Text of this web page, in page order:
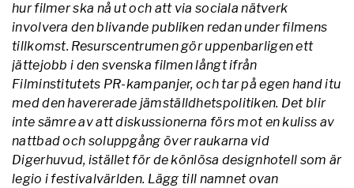
hur filmer ska nå ut och att via sociala nätverk
involvera den blivande publiken redan under filmens
tillkomst. Resurscentrumen gör uppenbarligen ett
jättejobb i den svenska filmen långt ifrån
Filminstitutets PR-kampanjer, och tar på egen hand itu
med den havererade jämställdhetspolitiken. Det blir
inte sämre av att diskussionerna förs mot en kuliss av
nattbad och soluppgång över raukarna vid
Digerhuvud, istället för de könlösa designhotell som är
legio i festivalvärlden. Lägg till namnet ovan